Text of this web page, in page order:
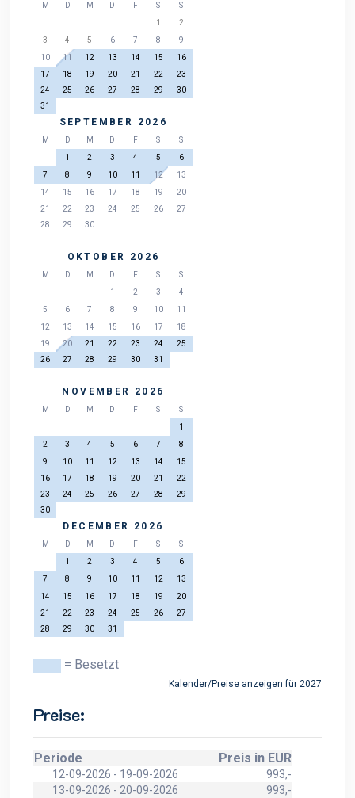
M D M D F S
S
1
2
3
4 5 6 7 8
9
10
11 12 13 14 15
16
17
18 19 20 21 22
23
24
25 26 27 28 29
30
31
SEPTEMBER 2026
M D M D F S
S
1
2 3 4 5
6
7
8 9 10 11 12
13
14
15 16 17 18 19
20
21
22 23 24 25 26
27
28
29 30
OKTOBER 2026
M D M D F S
S
1
2 3
4
5
6 7 8 9 10
11
12
13 14 15 16 17
18
19
20 21 22 23 24
25
26
27 28 29 30 31
NOVEMBER 2026
M D M D F S
S
1
2
3 4 5 6 7
8
9
10 11 12 13 14
15
16
17 18 19 20 21
22
23
24 25 26 27 28
29
30
DECEMBER 2026
M D M D F S
S
1
2 3 4 5
6
7
8 9 10 11 12
13
14
15 16 17 18 19
20
21
22 23 24 25 26
27
28
29 30 31
= Besetzt
Kalender/Preise anzeigen für 2027
Preise:
Periode Preis in EUR
12-09-2026 - 19-09-2026
993,-
13-09-2026 - 20-09-2026
993,-